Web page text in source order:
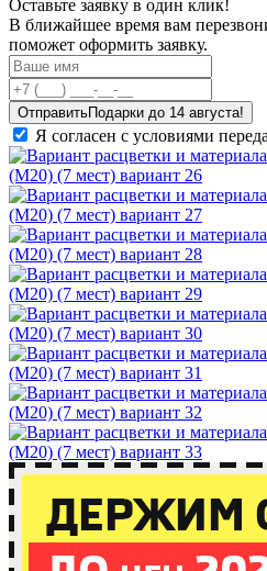
Оставьте заявку в один клик!
В ближайшее время вам
поможет оформить заявку.
Отправить
Я согласен с условиями